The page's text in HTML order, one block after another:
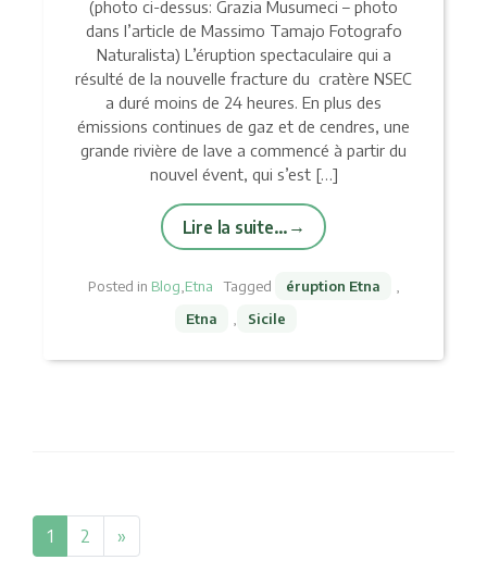
(photo ci-dessus: Grazia Musumeci – photo
dans l’article de Massimo Tamajo Fotografo
Naturalista) L’éruption spectaculaire qui a
résulté de la nouvelle fracture du cratère NSEC
a duré moins de 24 heures. En plus des
émissions continues de gaz et de cendres, une
grande rivière de lave a commencé à partir du
nouvel évent, qui s’est […]
Lire la suite…
Posted in Blog Etna Tagged éruption Etna
Etna
Sicile
1 2 »